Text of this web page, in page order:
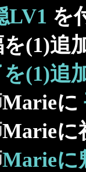
LV1 を
(1)追
(1)追
Marieに
Marieに
Marieに